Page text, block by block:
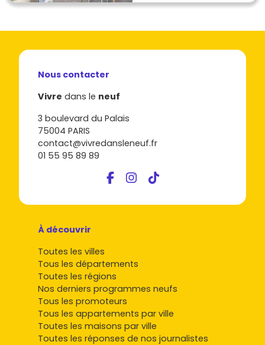
Nous contacter
Vivre dans le neuf
3 boulevard du Palais
75004 PARIS
contact@vivredansleneuf.fr
01 55 95 89 89
À découvrir
Toutes les villes
Tous les départements
Toutes les régions
Nos derniers programmes neufs
Tous les promoteurs
Tous les appartements par ville
Toutes les maisons par ville
Toutes les réponses de nos journalistes